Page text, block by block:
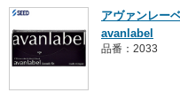
アヴァンレー
avanlabel
品番：2033